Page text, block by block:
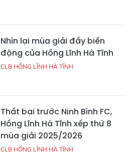
Nhìn lại mùa giải đầy biến
động của Hồng Lĩnh Hà Tĩnh
CLB HỒNG LĨNH HÀ TĨNH
Thất bại trước Ninh Bình FC,
Hồng Lĩnh Hà Tĩnh xếp thứ 8
mùa giải 2025/2026
CLB HỒNG LĨNH HÀ TĨNH